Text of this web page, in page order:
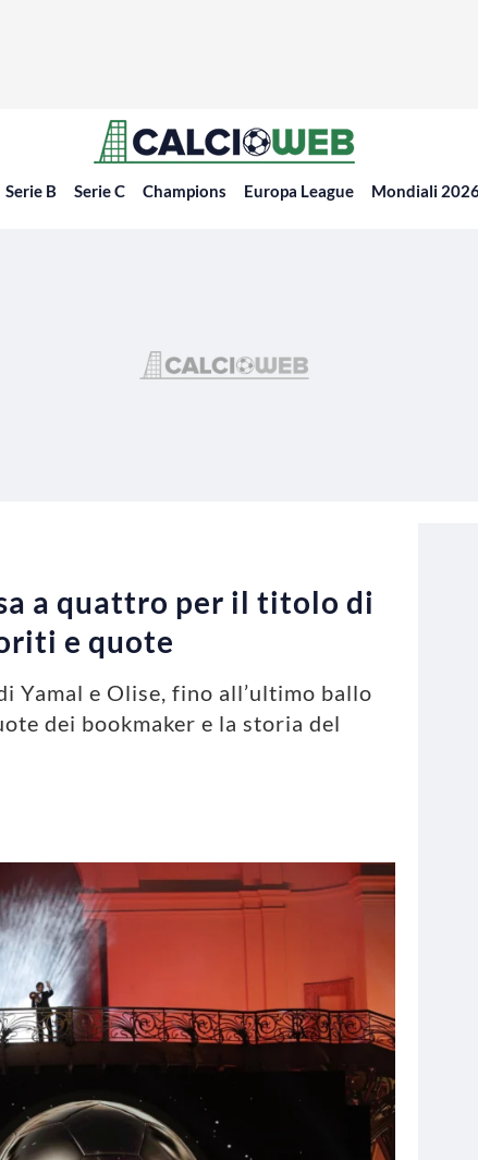
Serie B Serie C Champions Europa League Mondiali
a quattro per il titolo di
e quote
Yamal e Olise, fino all’ultimo ballo
dei bookmaker e la storia del